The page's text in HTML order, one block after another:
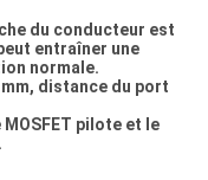
du conducteur est
entraîner une
normale.
distance du port
pilote et le